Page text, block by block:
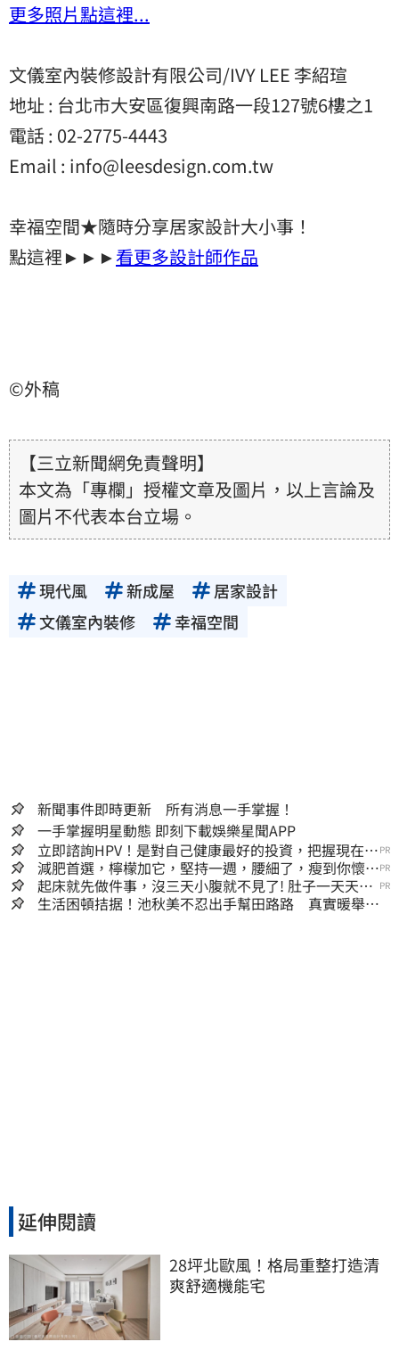
更多照片點這裡...
文儀室內裝修設計有限公司/IVY LEE 李紹瑄
地址 : 台北市大安區復興南路一段127號6樓之1
電話 : 02-2775-4443
Email : info@leesdesign.com.tw
幸福空間★隨時分享居家設計大小事！
點這裡►►►看更多設計師作品
©外稿
【三立新聞網免責聲明】
本文為「專欄」授權文章及圖片，以上言論及
圖片不代表本台立場。
現代風 新成屋
居家設計
文儀室內裝修
幸福空間
新聞事件即時更新 所有消息一手掌握！
一手掌握明星動態 即刻下載娛樂星聞APP
立即諮詢HPV！是對自己健康最好的投資，把握現在不
嫌晚！
PR
減肥首選，檸檬加它，堅持一週，腰細了，瘦到你懷疑
人生
PR
起床就先做件事，沒三天小腹就不見了! 肚子一天天變
小！
PR
生活困頓拮据！池秋美不忍出手幫田路路 真實暖舉曝
延伸閱讀
28坪北歐風！格局重整打造清
爽舒適機能宅